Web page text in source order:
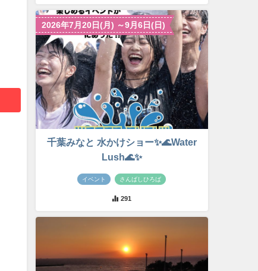
2026年7月20日(月) ～9月6日(日)
千葉みなと 水かけショー✨🌊Water
Lush🌊✨
イベント さんばしひろば
291